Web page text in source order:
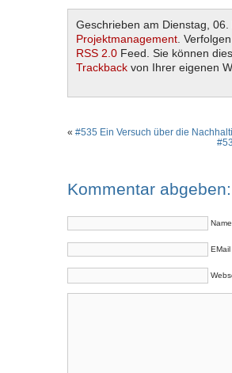
Geschrieben am Dienstag,
Projektmanagement .
RSS 2.0 Feed. Sie können
Trackback von Ihrer eigenen
« #535 Ein Versuch über die
Kommentar abgeben: